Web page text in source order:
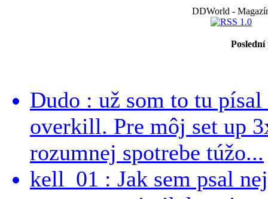
DDWorld -
Dudo : už som to tu
overkill. Pre môj set up
rozumnej spotrebe túžo...
kell_01 : Jak sem psal